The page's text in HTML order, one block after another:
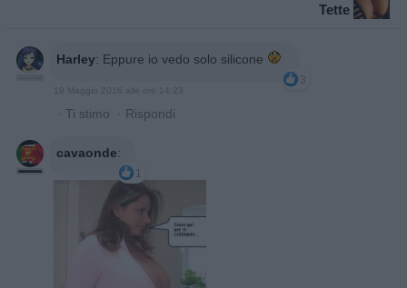
Tette
Harley: Eppure io vedo solo silicone
3
19 Maggio 2016 alle ore 14:23
· Ti stimo · Rispondi
cavaonde:
1